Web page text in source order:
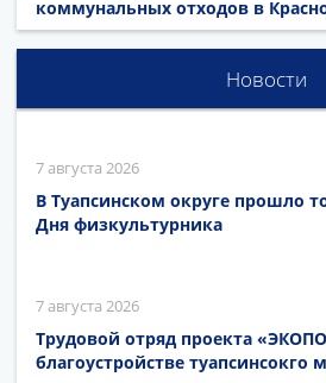
коммунальных отходов в
Новости
7 августа 2026
В Туапсинском округе прошло
Дня физкультурника
7 августа 2026
Трудовой отряд проекта
благоустройстве туапсинсокго